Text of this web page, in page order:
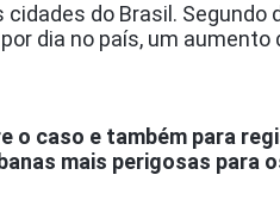
cidades do Brasil.
dia no país, um aumento
o caso e também para
mais perigosas para